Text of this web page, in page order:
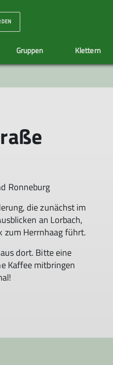
Social
Gruppen Klettern
Ehrenamt
Ronneburg
die zunächst im
an Lorbach,
zum Herrnhaag führt.
dort. Bitte eine
Kaffee mitbringen